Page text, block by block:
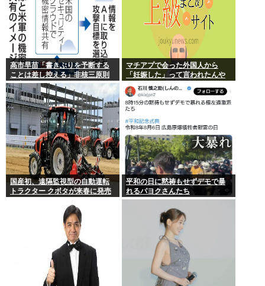
高市早苗「書きぶりを予断する
ことは差し控える」非核三原則
見直しについて
マチアプで会った外国人から
「妊娠した」って言われたんや
が
国産初、遠隔監視型の自動運転
トラクター クボタが来春に発売
平和の日に黙祷もせずデモで暴
れるパヨクさんたち